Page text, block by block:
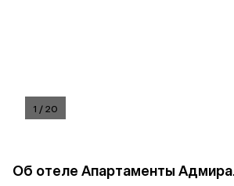
1 / 20
Об отеле Апартаменты